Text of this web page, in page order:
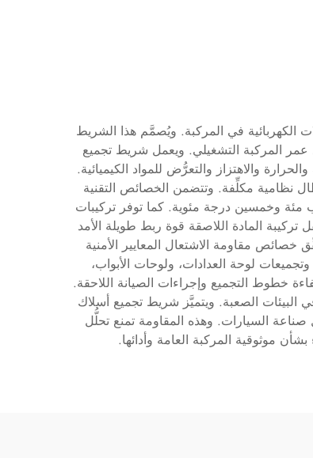
الكهربائية في المركبة. ويُصمَّم هذا الشريط
عمر المركبة التشغيلي. ويعمل شريط تجميع
والاهتزاز والتعرُّض للمواد الكيميائية.
نظامية مكلِّفة. وتتضمن الخصائص التقنية
مئة وخمسين درجة مئوية. كما توفر تركيبات
المادة اللاصقة قوة ربط طويلة الأمد
مقاومة الاشتعال المعايير الأمنية
لوحة العدادات، ولوحات الأبواب،
خطوط التجميع وإجراءات الصيانة اللاحقة.
الصعبة. ويتميَّز شريط تجميع أسلاك
السيارات. وهذه المقاومة تمنع تحلُّل
موثوقية المركبة العامة وأدائها.